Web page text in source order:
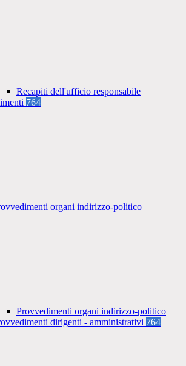
Recapiti dell'ufficio responsabile
764
organi indirizzo-politico
Provvedimenti organi indirizzo-politico
dirigenti - amministrativi 764